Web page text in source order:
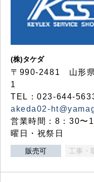
(株)タケダ
〒990-2481 山形県
1
TEL：023-644-
akeda02-
営業時間：8：30〜
曜日・祝祭日
販売可 工事・